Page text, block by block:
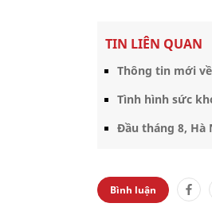
TIN LIÊN QUAN
Thông tin mới
Tình hình sức
Đầu tháng 8, Hà
Bình luận